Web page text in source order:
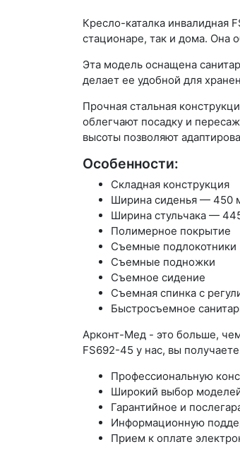
Кресло-каталка инвалидная
стационаре, так и дома. Она
Эта модель оснащена
делает ее удобной для
Прочная стальная
облегчают посадку и
высоты позволяют
Особенности:
Складная конструкция
Ширина сиденья — 450
Ширина стульчака —
Полимерное покрытие
Съемные подлокотники
Съемные подножки
Съемное сидение
Съемная спинка с
Быстросъемное
Арконт-Мед - это больше,
FS692-45 у нас, вы
Профессиональную
Широкий выбор
Гарантийное и
Информационную
Прием к оплате